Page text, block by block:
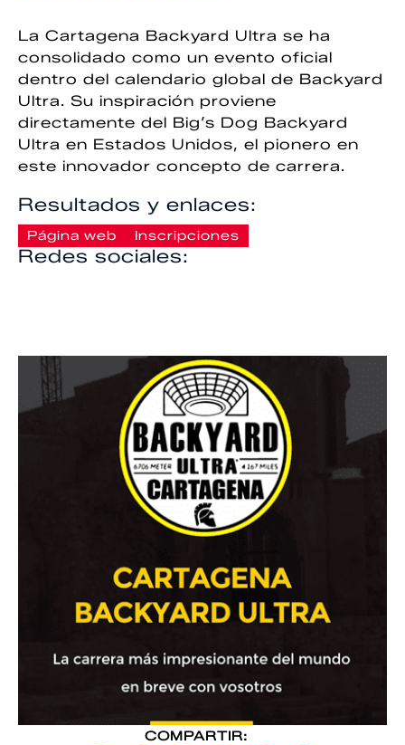
La Cartagena Backyard Ultra se ha
consolidado como un evento oficial
dentro del calendario global de Backyard
Ultra. Su inspiración proviene
directamente del Big’s Dog Backyard
Ultra en Estados Unidos, el pionero en
este innovador concepto de carrera.
Resultados y enlaces:
Página web Inscripciones
Redes sociales:
COMPARTIR: